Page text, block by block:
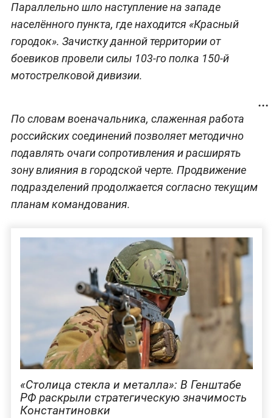
Параллельно шло наступление на западе
населённого пункта, где находится «Красный
городок». Зачистку данной территории от
боевиков провели силы 103-го полка 150-й
мотострелковой дивизии.
По словам военачальника, слаженная работа
российских соединений позволяет методично
подавлять очаги сопротивления и расширять
зону влияния в городской черте. Продвижение
подразделений продолжается согласно текущим
планам командования.
«Столица стекла и металла»: В Генштабе
РФ раскрыли стратегическую значимость
Константиновки